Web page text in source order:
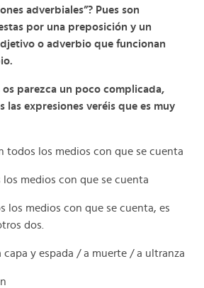
adverbiales”? Pues son
por una preposición y un
o adverbio que funcionan
os parezca un poco complicada,
las expresiones veréis que es muy
todos los medios con que se cuenta
medios con que se cuenta
los medios con que se cuenta, es
dos.
capa y espada / a muerte / a ultranza